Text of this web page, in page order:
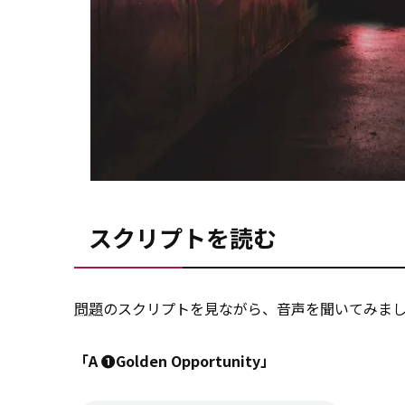
スクリプトを読む
問題のスクリプトを見ながら、音声を聞いてみま
「A ➊Golden Opportunity」